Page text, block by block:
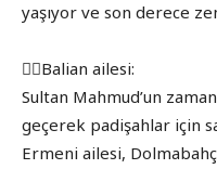
yaşıyor ve son derece
👉🏾Balian ailesi:
Sultan Mahmud’un
geçerek padişahlar için
Ermeni ailesi,